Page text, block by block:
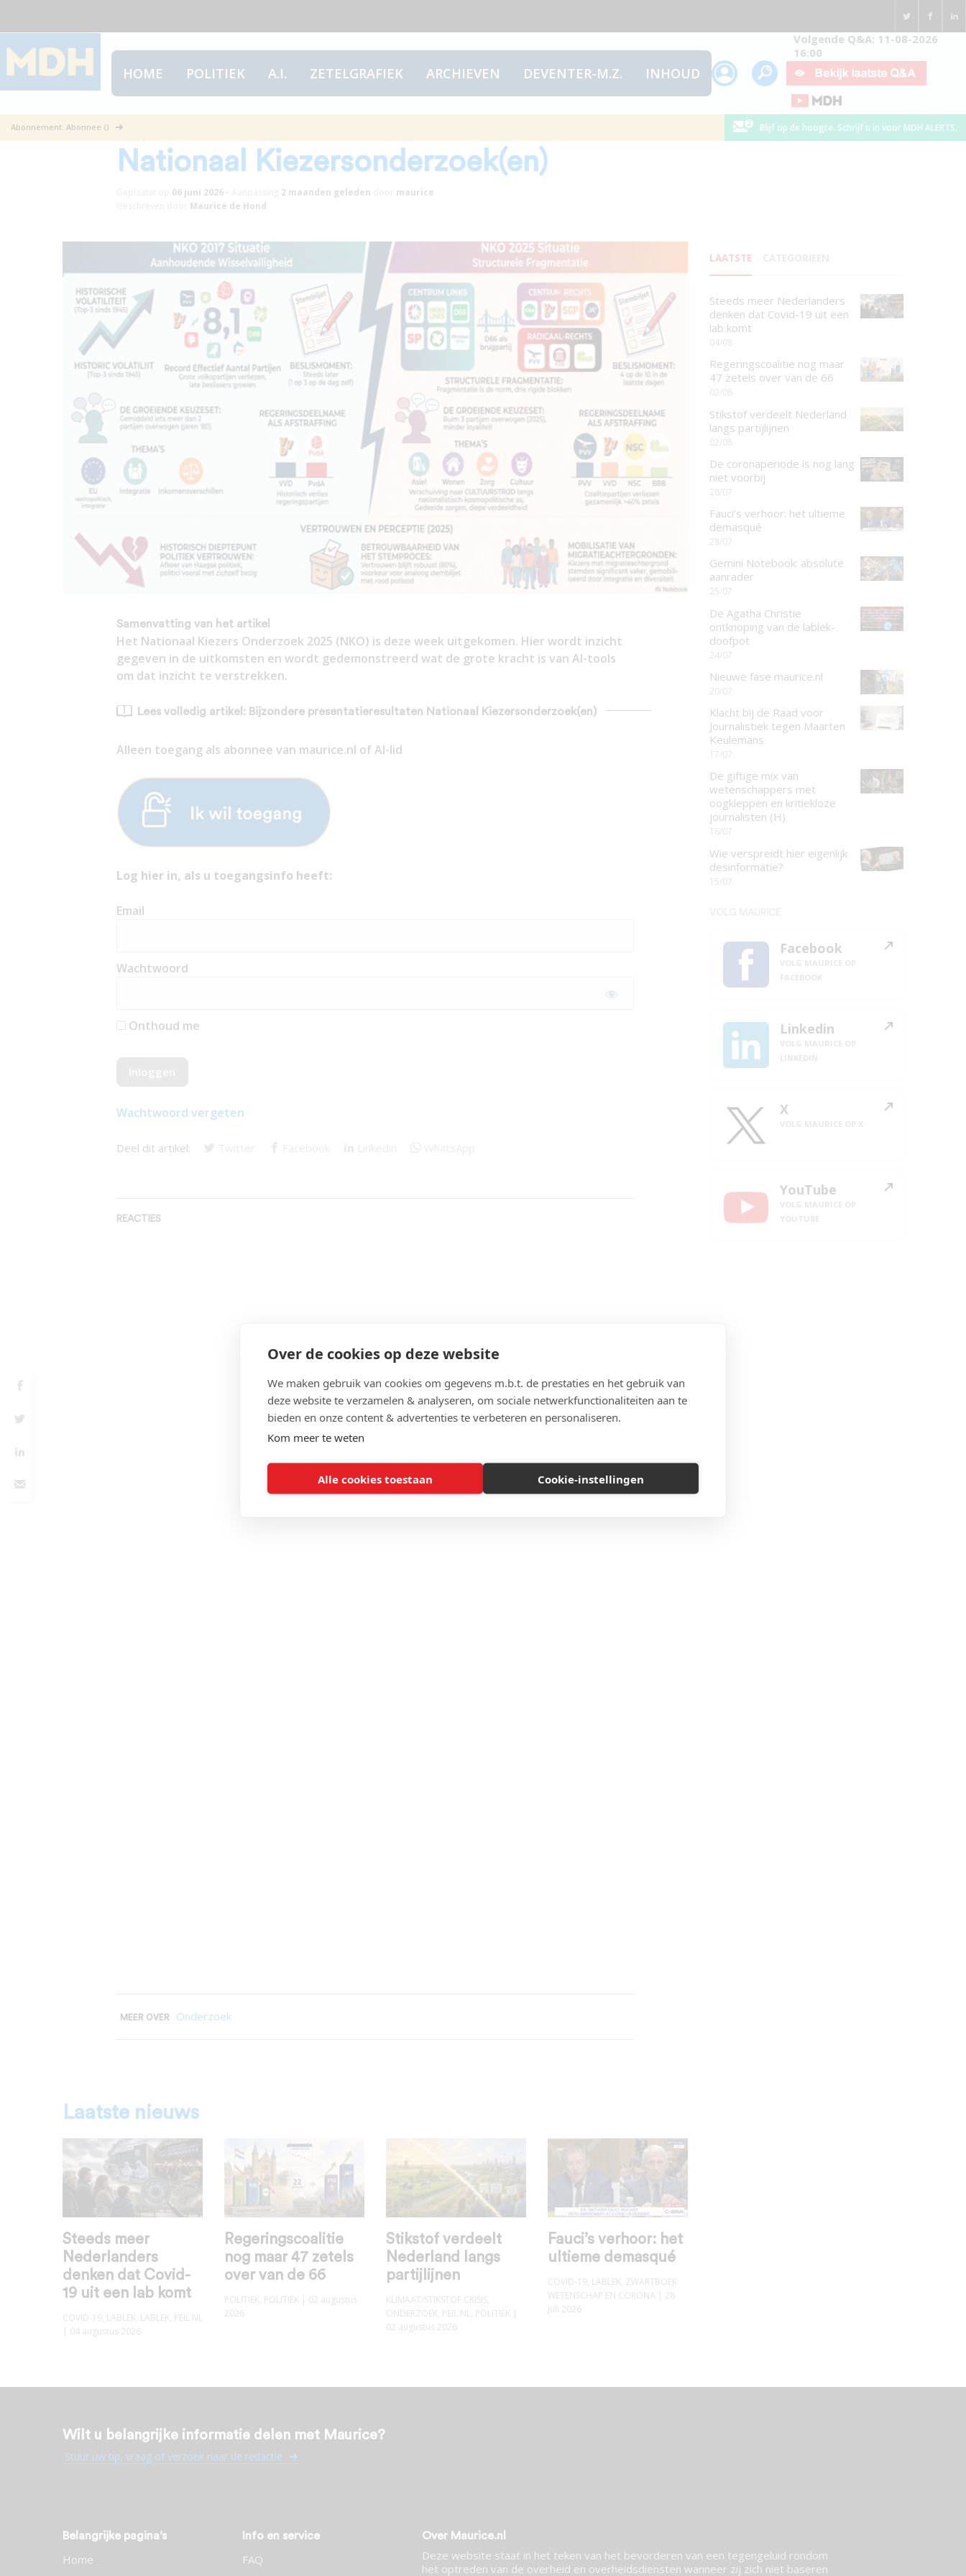
Over de cookies op deze website
We maken gebruik van cookies om gegevens m.b.t. de prestaties en het gebruik van
deze website te verzamelen & analyseren, om sociale netwerkfunctionaliteiten aan te
bieden en onze content & advertenties te verbeteren en personaliseren.
Kom meer te weten
Alle cookies toestaan Cookie-instellingen
HOME POLITIEK A.I. ZETELGRAFIEK ARCHIEVEN DEVENTER-M.Z. INHOUD
Volgende Q&A: 11-08-2026
16:00
Abonnement: Abonnee () Blijf op de hoogte. Schrijf u in voor MDH ALERTS.
Bijzondere presentatieresultaten
Nationaal Kiezersonderzoek(en)
06 juni 2026• 2 maanden geleden
maurice
Maurice de Hond
Samenvatting van het artikel
Het Nationaal Kiezers Onderzoek 2025 (NKO) is deze week uitgekomen. Hier wordt inzicht
gegeven in de uitkomsten en wordt gedemonstreerd wat de grote kracht is van AI-tools
om dat inzicht te verstrekken.
Lees volledig artikel: Bijzondere presentatieresultaten Nationaal Kiezersonderzoek(en)
Alleen toegang als abonnee van maurice.nl of AI-lid
Log hier in, als u toegangsinfo heeft:
Email
Wachtwoord
Onthoud me
Wachtwoord vergeten
Deel dit artikel:
REACTIES
MEER OVER Onderzoek
Laatste nieuws
Steeds meer
Nederlanders
denken dat Covid-
19 uit een lab komt
COVID-19, LABLEK, LABLEK, PEIL.NL
| 04 augustus 2026
Regeringscoalitie
nog maar 47 zetels
over van de 66
POLITIEK, POLITIEK | 02 augustus
2026
Stikstof verdeelt
Nederland langs
partijlijnen
KLIMAAT/STIKSTOF CRISIS,
ONDERZOEK, PEIL.NL, POLITIEK |
02 augustus 2026
Fauci’s verhoor: het
ultieme demasqué
COVID-19, LABLEK, ZWARTBOEK
WETENSCHAP EN CORONA | 28
juli 2026
LAATSTE
Steeds meer Nederlanders
denken dat Covid-19 uit een
lab komt
04/08
Regeringscoalitie nog maar
47 zetels over van de 66
02/08
Stikstof verdeelt Nederland
langs partijlijnen
02/08
De coronaperiode is nog lang
niet voorbij
28/07
Fauci’s verhoor: het ultieme
demasqué
28/07
Gemini Notebook: absolute
aanrader
25/07
De Agatha Christie
ontknoping van de lablek-
doofpot
24/07
Nieuwe fase maurice.nl
20/07
Klacht bij de Raad voor
Journalistiek tegen Maarten
Keulemans
17/07
De giftige mix van
wetenschappers met
oogkleppen en kritiekloze
journalisten (H)
16/07
Wie verspreidt hier eigenlijk
desinformatie?
15/07
Facebook
Linkedin
X
YouTube
Wilt u belangrijke informatie delen met Maurice?
Stuur uw tip, vraag of verzoek naar de redactie
Belangrijke pagina’s
Home
Info en service
FAQ
Over Maurice.nl
Deze website staat in het teken van het bevorderen van een tegengeluid rondom
het optreden van de overheid en overheidsdiensten wanneer zij zich niet baseren